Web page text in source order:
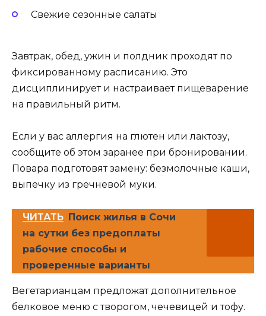
Свежие сезонные салаты
Завтрак, обед, ужин и полдник проходят по
фиксированному расписанию. Это
дисциплинирует и настраивает пищеварение
на правильный ритм.
Если у вас аллергия на глютен или лактозу,
сообщите об этом заранее при бронировании.
Повара подготовят замену: безмолочные каши,
выпечку из гречневой муки.
ЧИТАТЬ Поиск жилья в Сочи
на сутки без предоплаты
рабочие способы и
проверенные варианты
Вегетарианцам предложат дополнительное
белковое меню с творогом, чечевицей и тофу.